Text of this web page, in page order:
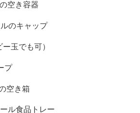
空き容器
のキャップ
玉でも可）
プ
空き箱
ル食品トレー